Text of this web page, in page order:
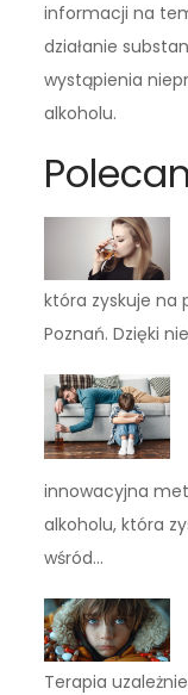
informacji na
działanie
wystąpienia
alkoholu.
która zyskuje na
Poznań. Dzięki
innowacyjna
alkoholu, która
wśród…
Terapia